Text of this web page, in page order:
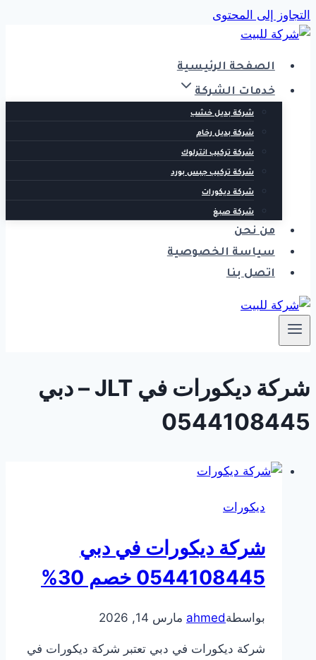
التجاوز إلى المحتوى
الصفحة الرئيسية
خدمات الشركة
شركة بديل خشب
شركة بديل رخام
شركة تركيب انترلوك
شركة تركيب جبس بورد
شركة ديكورات
شركة صبغ
من نحن
سياسة الخصوصية
اتصل بنا
شركة ديكورات في JLT – دبي
0544108445
ديكورات
شركة ديكورات في دبي
0544108445 خصم 30%
بواسطةahmed مارس 14, 2026
شركة ديكورات في دبي تعتبر شركة ديكورات في